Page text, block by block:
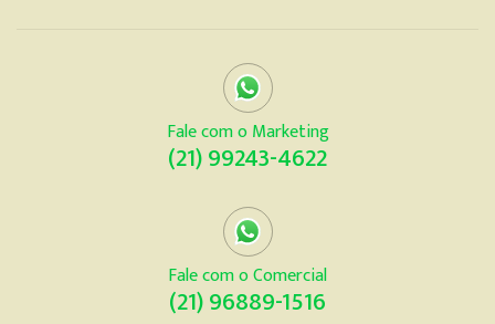
Fale com o Marketing
(21) 99243-4622
Fale com o Comercial
(21) 96889-1516